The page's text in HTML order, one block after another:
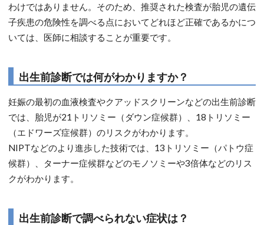
わけではありません。そのため、推奨された検査が胎児の遺伝
子疾患の危険性を調べる点においてどれほど正確であるかにつ
いては、医師に相談することが重要です。
出生前診断では何がわかりますか？
妊娠の最初の血液検査やクアッドスクリーンなどの出生前診断
では、胎児が21トリソミー（ダウン症候群）、18トリソミー
（エドワーズ症候群）のリスクがわかります。
NIPTなどのより進歩した技術では、13トリソミー（パトウ症
候群）、ターナー症候群などのモノソミーや3倍体などのリス
クがわかります。
出生前診断で調べられない症状は？